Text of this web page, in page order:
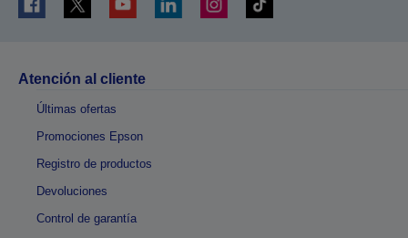
Atención al cliente
Últimas ofertas
Promociones Epson
Registro de productos
Devoluciones
Control de garantía